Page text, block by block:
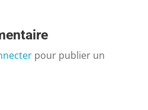
pour publier un